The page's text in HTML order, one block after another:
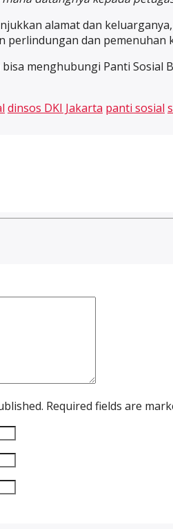
alamat dan
perlindungan dan pemenuhan
menghubungi Panti Sosial
dinsos DKI Jakarta panti sosial
Required fields are